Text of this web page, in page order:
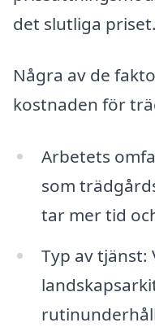
det slutliga priset.
Några av de
kostnaden för
Arbetets
som
tar mer tid
Typ av tjänst: